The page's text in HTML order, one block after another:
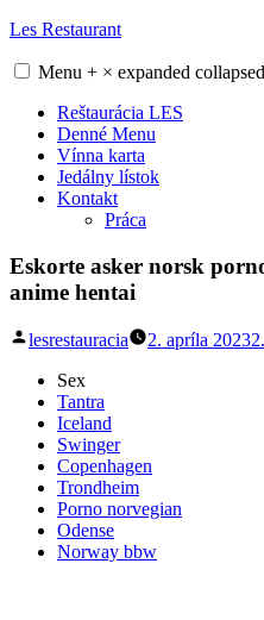
Skip
content
Les Restaurant
Menu + × expanded collapsed
Reštaurácia LES
Denné Menu
Vínna karta
Jedálny lístok
Kontakt
Práca
Eskorte asker norsk
anime hentai
Posted
lesrestauracia 2. apríla 2023
Sex
Tantra
Iceland
Swinger
Copenhagen
Trondheim
Porno norvegian
Odense
Norway bbw